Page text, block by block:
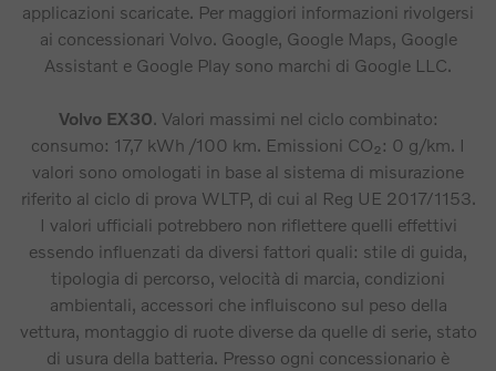
applicazioni scaricate. Per maggiori informazioni rivolgersi
ai concessionari Volvo. Google, Google Maps, Google
Assistant e Google Play sono marchi di Google LLC.
Volvo EX30. Valori massimi nel ciclo combinato:
consumo: 17,7 kWh /100 km. Emissioni CO₂: 0 g/km. I
valori sono omologati in base al sistema di misurazione
riferito al ciclo di prova WLTP, di cui al Reg UE 2017/1153.
I valori ufficiali potrebbero non riflettere quelli effettivi
essendo influenzati da diversi fattori quali: stile di guida,
tipologia di percorso, velocità di marcia, condizioni
ambientali, accessori che influiscono sul peso della
vettura, montaggio di ruote diverse da quelle di serie, stato
di usura della batteria. Presso ogni concessionario è